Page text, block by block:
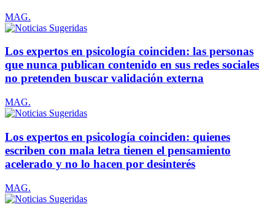
MAG.
Los expertos en psicología coinciden: las personas
que nunca publican contenido en sus redes sociales
no pretenden buscar validación externa
MAG.
Los expertos en psicología coinciden: quienes
escriben con mala letra tienen el pensamiento
acelerado y no lo hacen por desinterés
MAG.